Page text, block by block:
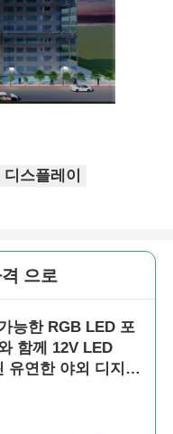
스플레이
으로
능한 RGB LED 포
함께 12V LED
유연한 야외 디지털